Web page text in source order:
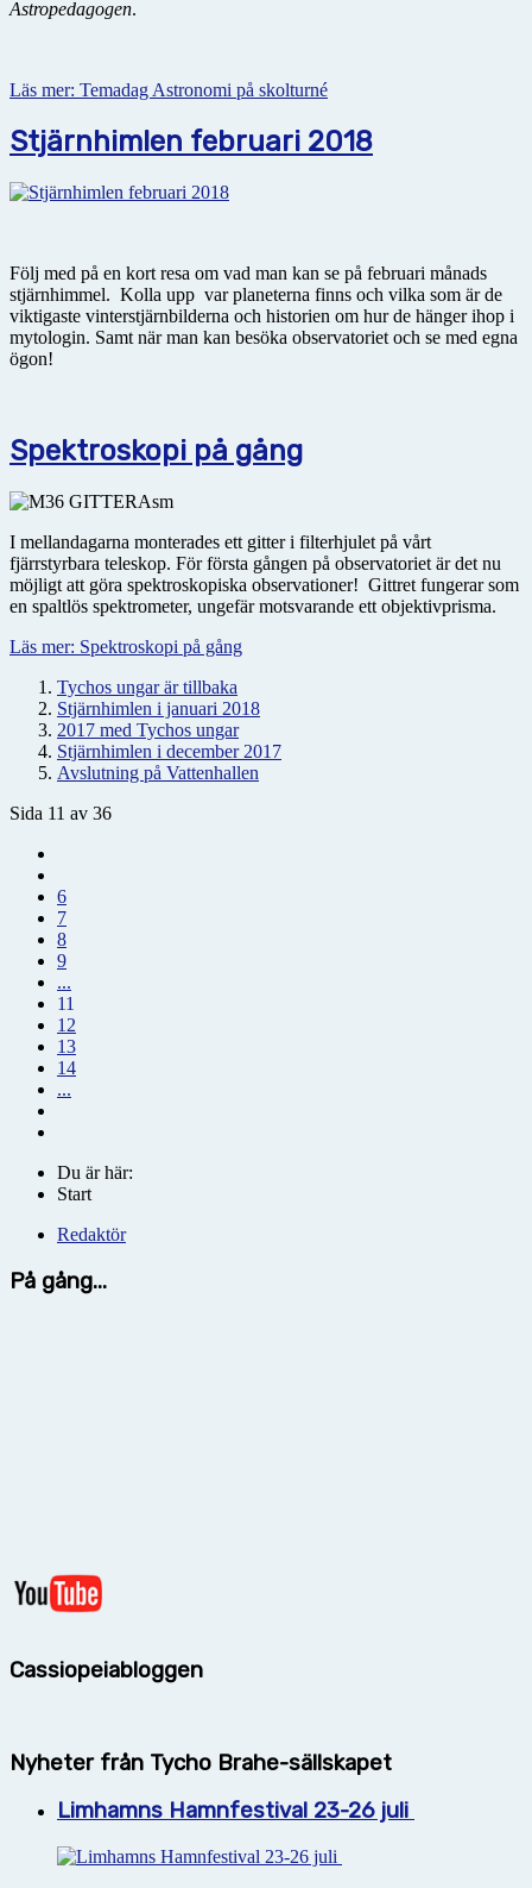
Astropedagogen.
Läs mer: Temadag Astronomi på skolturné
Stjärnhimlen februari 2018
Följ med på en kort resa om vad man kan se på februari månads
stjärnhimmel. Kolla upp var planeterna finns och vilka som är de
viktigaste vinterstjärnbilderna och historien om hur de hänger ihop i
mytologin. Samt när man kan besöka observatoriet och se med egna
ögon!
Spektroskopi på gång
I mellandagarna monterades ett gitter i filterhjulet på vårt
fjärrstyrbara teleskop. För första gången på observatoriet är det nu
möjligt att göra spektroskopiska observationer! Gittret fungerar som
en spaltlös spektrometer, ungefär motsvarande ett objektivprisma.
Läs mer: Spektroskopi på gång
Tychos ungar är tillbaka
Stjärnhimlen i januari 2018
2017 med Tychos ungar
Stjärnhimlen i december 2017
Avslutning på Vattenhallen
Sida 11 av 36
6
7
8
9
...
11
12
13
14
...
Du är här:
Start
Redaktör
På gång...
Cassiopeiabloggen
Nyheter från Tycho Brahe-sällskapet
Limhamns Hamnfestival 23-26 juli